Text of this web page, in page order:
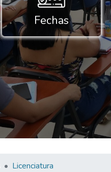
Fechas
Licenciatura